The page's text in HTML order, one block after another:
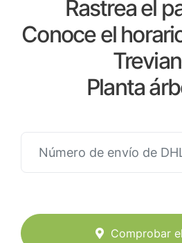
Rastrea el
Conoce el
Planta
Comprobar